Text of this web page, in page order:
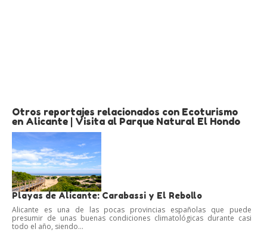
Otros reportajes relacionados con Ecoturismo
en Alicante | Visita al Parque Natural El Hondo
Playas de Alicante: Carabassi y El Rebollo
Alicante es una de las pocas provincias españolas que puede
presumir de unas buenas condiciones climatológicas durante casi
todo el año, siendo...